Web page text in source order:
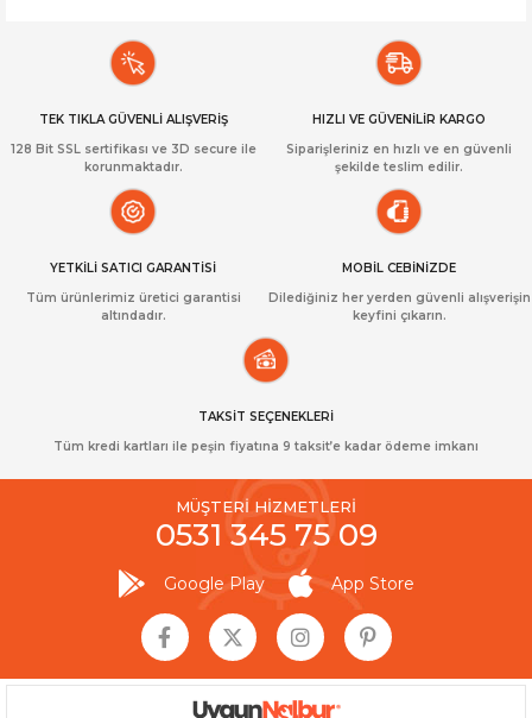
TEK TIKLA GÜVENLİ ALIŞVERİŞ
128 Bit SSL sertifikası ve 3D secure ile
korunmaktadır.
HIZLI VE GÜVENİLİR KARGO
Siparişleriniz en hızlı ve en güvenli
şekilde teslim edilir.
YETKİLİ SATICI GARANTİSİ
Tüm ürünlerimiz üretici garantisi
altındadır.
MOBİL CEBİNİZDE
Dilediğiniz her yerden güvenli alışverişin
keyfini çıkarın.
TAKSİT SEÇENEKLERİ
Tüm kredi kartları ile peşin fiyatına 9 taksit’e kadar ödeme imkanı
MÜŞTERİ HİZMETLERİ
0531 345 75 09
Google Play App Store